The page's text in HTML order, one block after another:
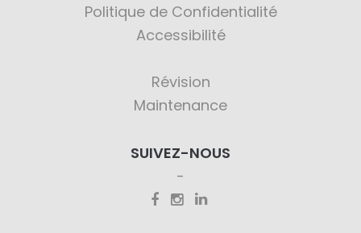
Politique de Confidentialité
Accessibilité
Révision
Maintenance
SUIVEZ-NOUS